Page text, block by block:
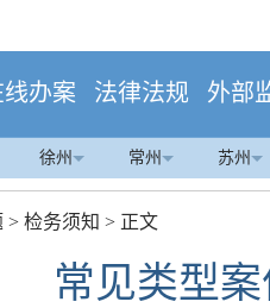
线办案 法律法规 外部
徐州 常州 苏州
> 检务须知 > 正文
常见类型